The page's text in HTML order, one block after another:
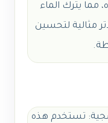
مما يترك الماء
مثالية لتحسين
تستخدم هذه